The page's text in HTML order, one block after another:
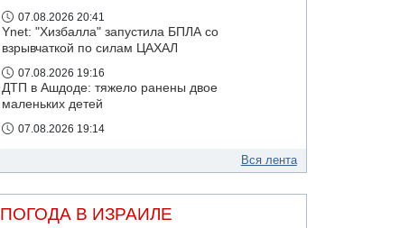
07.08.2026 20:41
Ynet: "Хизбалла" запустила БПЛА со
взрывчаткой по силам ЦАХАЛ
07.08.2026 19:16
ДТП в Ашдоде: тяжело ранены двое
маленьких детей
07.08.2026 19:14
- Гильбоа Дахан
Вся лента
ПОГОДА В ИЗРАИЛЕ